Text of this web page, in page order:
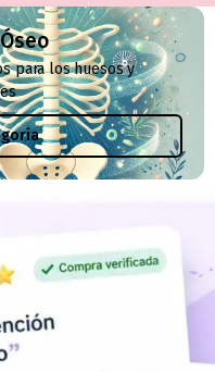
para los huesos y